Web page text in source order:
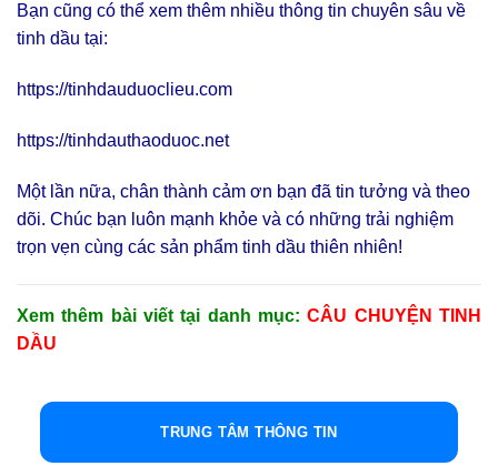
Bạn cũng có thể xem thêm nhiều thông tin chuyên sâu về
tinh dầu tại:
https://tinhdauduoclieu.com
https://tinhdauthaoduoc.net
Một lần nữa, chân thành cảm ơn bạn đã tin tưởng và theo
dõi. Chúc bạn luôn mạnh khỏe và có những trải nghiệm
trọn vẹn cùng các sản phẩm tinh dầu thiên nhiên!
Xem thêm bài viết tại danh mục: CÂU CHUYỆN TINH
DẦU
TRUNG TÂM THÔNG TIN